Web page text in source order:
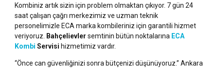
Kombiniz artık sizin için problem olmaktan çıkıyor. 7 gün 24
saat çalışan çağrı merkezimiz ve uzman teknik
personelimizle ECA marka kombileriniz için garantili hizmet
veriyoruz.
Bahçelievler semtinin bütün noktalarına ECA
Kombi Servisi hizmetimiz vardır.
“Önce can güvenliğinizi sonra bütçenizi düşünüyoruz.” Ankara